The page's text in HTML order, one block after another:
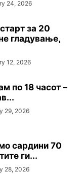
24, 2026
за 20
гладување,
12, 2026
по 18 часот –
29, 2026
сардини 70
ги...
28, 2026